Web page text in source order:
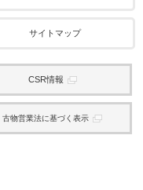
サイトマップ
CSR情報
古物営業法に基づく表示